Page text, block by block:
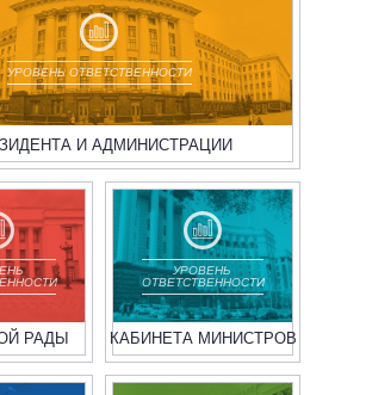
УРОВЕНЬ ОТВЕТСТВЕННОСТИ
И АДМИНИСТРАЦИИ
РАДЫ
УРОВЕНЬ
ОТВЕТСТВЕННОСТИ
КАБИНЕТА МИНИСТРОВ